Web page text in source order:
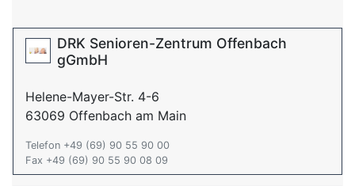
DRK Senioren-Zentrum Offenbach
gGmbH
Helene-Mayer-Str. 4-6
63069 Offenbach am Main
Telefon +49 (69) 90 55 90 00
Fax +49 (69) 90 55 90 08 09